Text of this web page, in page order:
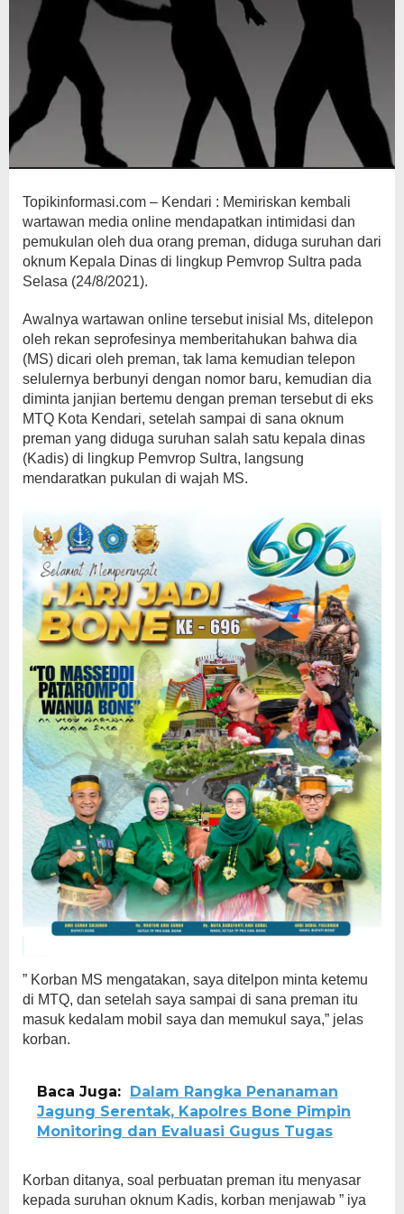
Topikinformasi.com – Kendari : Memiriskan kembali
wartawan media online mendapatkan intimidasi dan
pemukulan oleh dua orang preman, diduga suruhan dari
oknum Kepala Dinas di lingkup Pemvrop Sultra pada
Selasa (24/8/2021).
Awalnya wartawan online tersebut inisial Ms, ditelepon
oleh rekan seprofesinya memberitahukan bahwa dia
(MS) dicari oleh preman, tak lama kemudian telepon
selulernya berbunyi dengan nomor baru, kemudian dia
diminta janjian bertemu dengan preman tersebut di eks
MTQ Kota Kendari, setelah sampai di sana oknum
preman yang diduga suruhan salah satu kepala dinas
(Kadis) di lingkup Pemvrop Sultra, langsung
mendaratkan pukulan di wajah MS.
” Korban MS mengatakan, saya ditelpon minta ketemu
di MTQ, dan setelah saya sampai di sana preman itu
masuk kedalam mobil saya dan memukul saya,” jelas
korban.
Baca Juga:
Dalam Rangka Penanaman
Jagung Serentak, Kapolres Bone Pimpin
Monitoring dan Evaluasi Gugus Tugas
Korban ditanya, soal perbuatan preman itu menyasar
kepada suruhan oknum Kadis, korban menjawab ” iya